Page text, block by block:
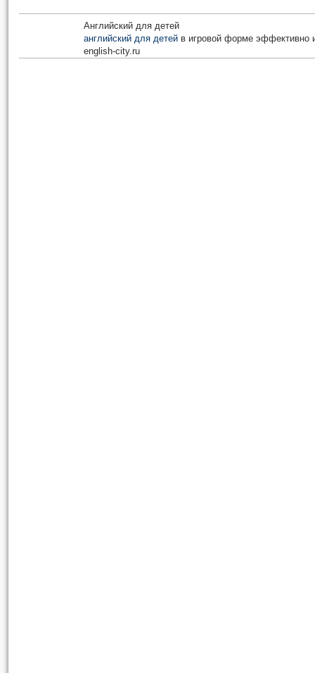
Английский для детей
английский для детей в игровой форме эффективно
english-city.ru